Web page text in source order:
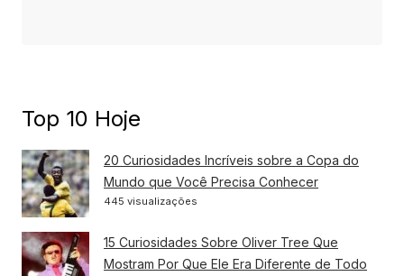
Top 10 Hoje
20 Curiosidades Incríveis sobre a Copa do
Mundo que Você Precisa Conhecer
445 visualizações
15 Curiosidades Sobre Oliver Tree Que
Mostram Por Que Ele Era Diferente de Todo